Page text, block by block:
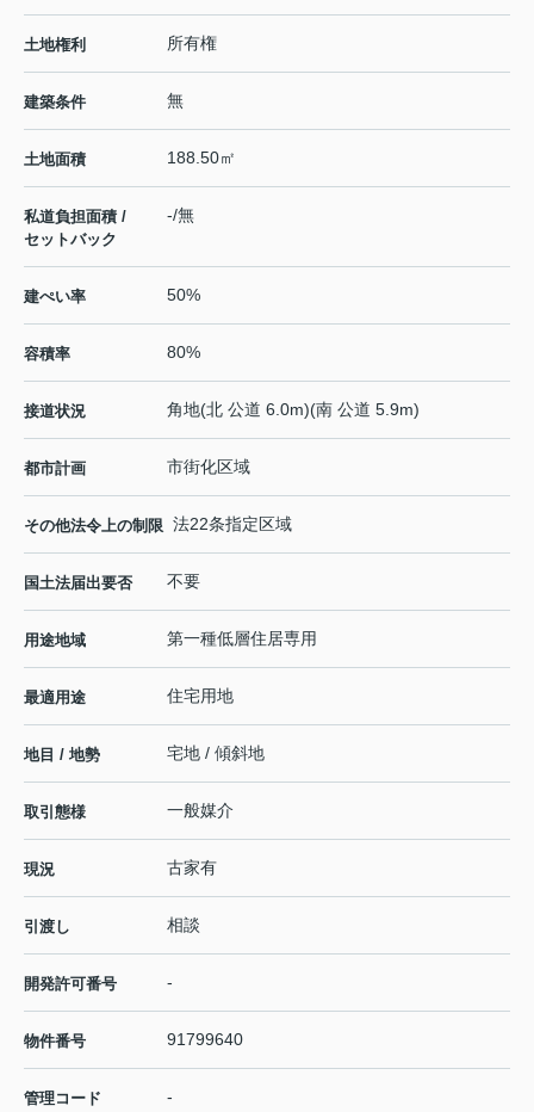
土地権利 所有権
建築条件 無
土地面積 188.50㎡
私道負担面積 /
セットバック
-/無
建ぺい率 50%
容積率 80%
接道状況 角地(北 公道 6.0m)(南 公道 5.9m)
都市計画 市街化区域
その他法令上の制限 法22条指定区域
国土法届出要否 不要
用途地域 第一種低層住居専用
最適用途 住宅用地
地目 / 地勢 宅地 / 傾斜地
取引態様 一般媒介
現況 古家有
引渡し 相談
開発許可番号 -
物件番号 91799640
管理コード -